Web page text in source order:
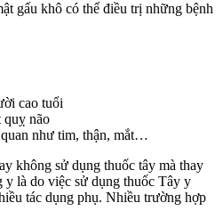
gấu khô có thể điều trị những bệnh
cao tuổi
quỵ não
như tim, thận, mắt…
không sử dụng thuốc tây mà thay
y là do việc sử dụng thuốc Tây y
tác dụng phụ. Nhiều trường hợp